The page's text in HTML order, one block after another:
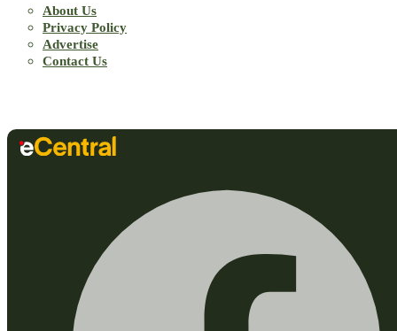
About Us
Privacy Policy
Advertise
Contact Us